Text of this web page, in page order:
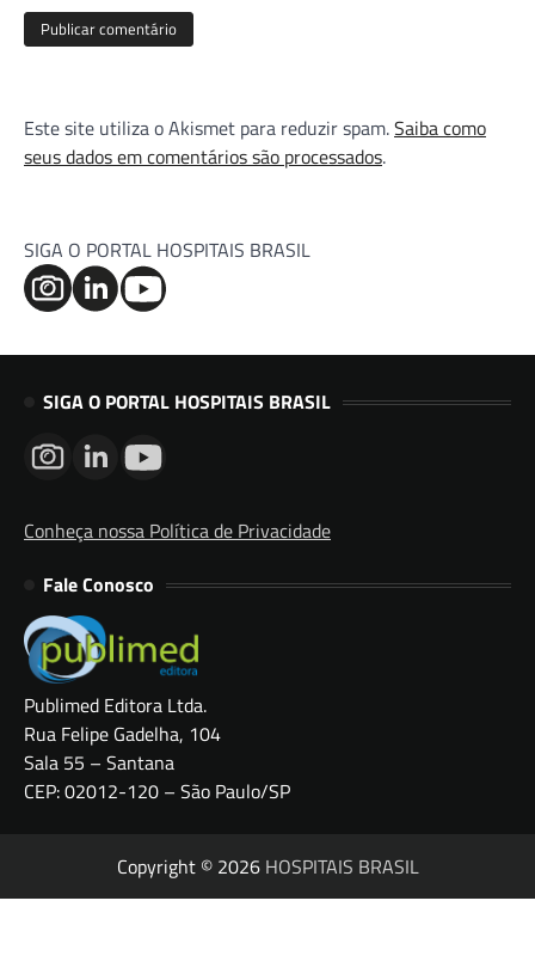
Este site utiliza o Akismet para reduzir spam.Saiba como
seus dados em comentários são processados.
SIGA O PORTAL HOSPITAIS BRASIL
SIGA O PORTAL HOSPITAIS BRASIL
Conheça nossa Política de Privacidade
Fale Conosco
Publimed Editora Ltda.
Rua Felipe Gadelha, 104
Sala 55 – Santana
CEP: 02012-120 – São Paulo/SP
Copyright © 2026 HOSPITAIS BRASIL